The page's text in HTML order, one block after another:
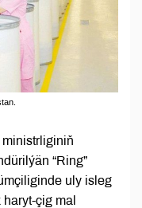
“Ring”
uly isleg
çig mal